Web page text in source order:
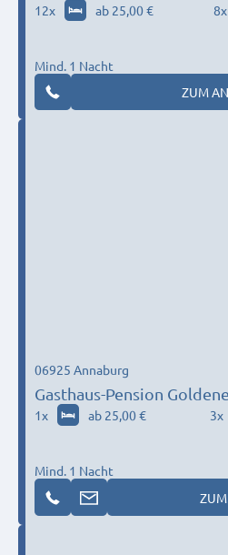
12x ab 25,00 € 8x
Mind. 1 Nacht
ZUM
Gasthaus-Pension
06925 Annaburg
1x ab 25,00 € 3x
Mind. 1 Nacht